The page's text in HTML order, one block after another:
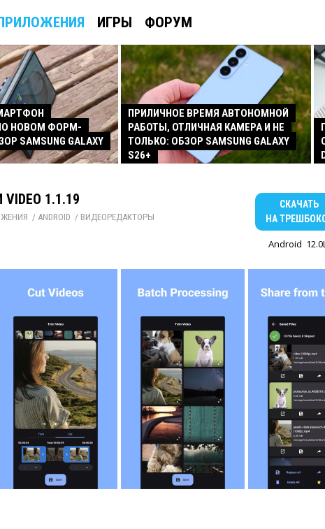
ИГРЫ ФОРУМ
НОВОМ ФОРМ-
SAMSUNG GALAXY
ПРИЛИЧНОЕ ВРЕМЯ АВТОНОМНОЙ
РАБОТЫ, ОТЛИЧНАЯ КАМЕРА И НЕ
ТОЛЬКО: ОБЗОР SAMSUNG GALAXY
S26+
VIDEO 1.1.19
/ ANDROID / ВИДЕОРЕДАКТОРЫ
СКАЧАТЬ
НА
Android